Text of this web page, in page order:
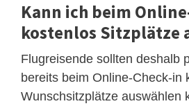
Kann ich beim
kostenlos Sitzplätze
Flugreisende sollten deshalb
bereits beim Online-Check-in
Wunschsitzplätze auswählen